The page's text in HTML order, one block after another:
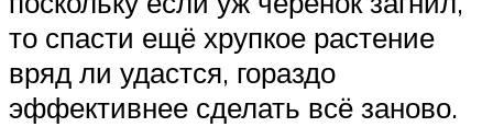
то спасти ещё хрупкое растение
вряд ли удастся, гораздо
эффективнее сделать всё заново.